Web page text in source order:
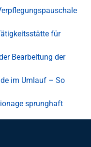
für
Bearbeitung der
im Umlauf – So
sprunghaft